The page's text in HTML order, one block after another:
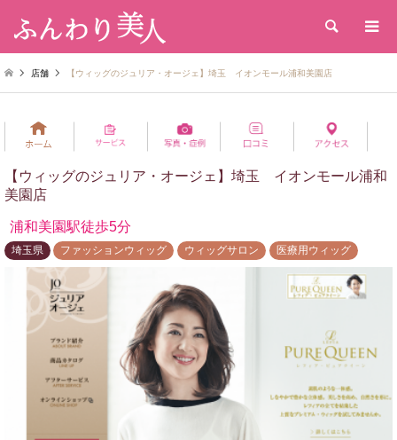
検索
店舗 【ウィッグのジュリア・オージェ】埼玉 イオンモール浦和美園店
【ウィッグのジュリア・オージェ】埼玉 イオンモール浦和
美園店
浦和美園駅徒歩5分
埼玉県 ファッションウィッグ ウィッグサロン 医療用ウィッグ